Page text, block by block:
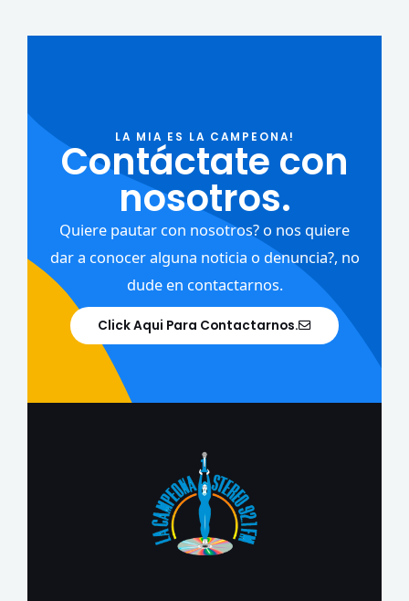
LA MIA ES LA CAMPEONA!
Contáctate con
nosotros.
Quiere pautar con nosotros? o nos quiere
dar a conocer alguna noticia o denuncia?, no
dude en contactarnos.
Click Aqui Para Contactarnos.